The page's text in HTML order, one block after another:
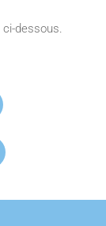
dessous.